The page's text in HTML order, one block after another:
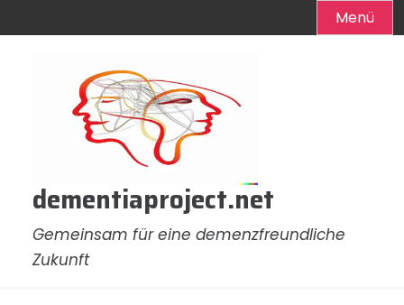
Menü
dementiaproject.net
Gemeinsam für eine demenzfreundliche
Zukunft